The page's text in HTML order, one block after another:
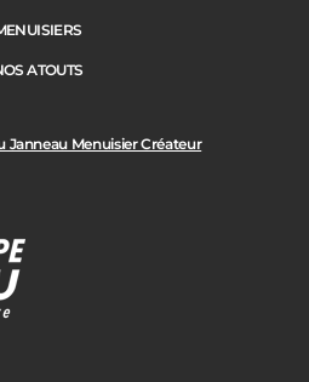
Janneau Menuisier Créateur
ATOUTS